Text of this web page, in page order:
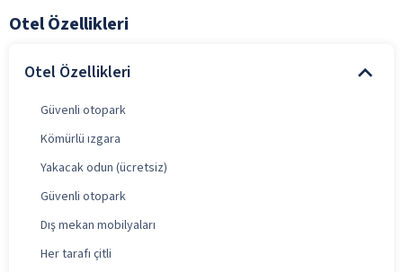
Otel Özellikleri
Otel Özellikleri
Güvenli otopark
Kömürlü ızgara
Yakacak odun (ücretsiz)
Güvenli otopark
Dış mekan mobilyaları
Her tarafı çitli